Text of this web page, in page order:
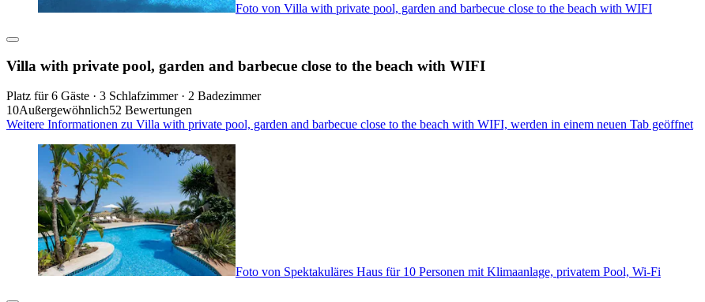
Foto von Villa with private pool, garden and barbecue close to the beach with WIFI
Villa with private pool, garden and barbecue close to the beach with WIFI
Platz für 6 Gäste · 3 Schlafzimmer · 2 Badezimmer
10Außergewöhnlich52 Bewertungen
Weitere Informationen zu Villa with private pool, garden and barbecue close to the beach with WIFI, werden in einem neuen Tab geöffnet
Foto von Spektakuläres Haus für 10 Personen mit Klimaanlage, privatem Pool, Wi-Fi